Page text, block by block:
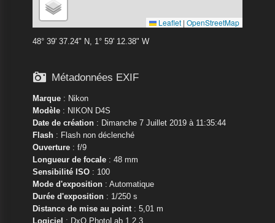
Leaflet | OpenStreetMap
48° 39' 37.24" N, 1° 59' 12.38" W
 Métadonnées EXIF
Marque: Nikon
Modèle: NIKON D4S
Date de création: Dimanche 7 Juillet 2019 à 11:35:44
Flash: Flash non déclenché
Ouverture: f/9
Longueur de focale: 48 mm
Sensibilité ISO: 100
Mode d'exposition: Automatique
Durée d'exposition: 1/250 s
Distance de mise au point: 5,01 m
Logiciel : DxO PhotoLab 1.2.3